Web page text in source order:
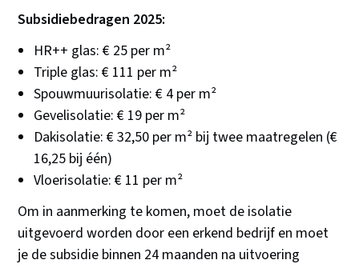
Subsidiebedragen 2025:
HR++ glas: € 25 per m²
Triple glas: € 111 per m²
Spouwmuurisolatie: € 4 per m²
Gevelisolatie: € 19 per m²
Dakisolatie: € 32,50 per m² bij twee maatregelen (€
16,25 bij één)
Vloerisolatie: € 11 per m²
Om in aanmerking te komen, moet de isolatie
uitgevoerd worden door een erkend bedrijf en moet
je de subsidie binnen 24 maanden na uitvoering